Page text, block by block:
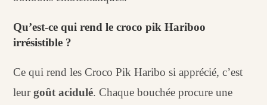
Qu’est-ce qui rend le croco pik Hariboo
irrésistible ?
Ce qui rend les Croco Pik Haribo si apprécié, c’est
leurgoût acidulé. Chaque bouchée procure une